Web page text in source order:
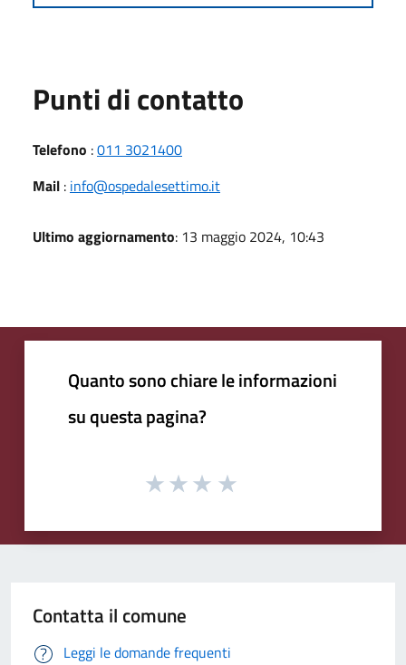
Punti di contatto
Telefono :011 3021400
Mail : info@ospedalesettimo.it
Ultimo aggiornamento: 13 maggio 2024, 10:43
Quanto sono chiare le informazioni
su questa pagina?
Contatta il comune
Leggi le domande frequenti